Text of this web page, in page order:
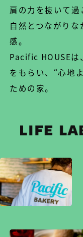
肩の力を抜いて過
自然とつながり
感。
Pacific HOUSEは
をもらい、 “心地
ための家。